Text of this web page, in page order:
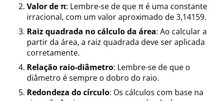
Valor de π: Lembre-se de que π é uma constante
irracional, com um valor aproximado de 3,14159.
Raiz quadrada no cálculo da área: Ao calcular a
partir da área, a raiz quadrada deve ser aplicada
corretamente.
Relação raio-diâmetro: Lembre-se de que o
diâmetro é sempre o dobro do raio.
Redondeza do círculo: Os cálculos com base na